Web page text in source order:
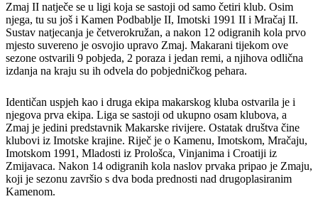
Zmaj II natječe se u ligi koja se sastoji od samo četiri klub. Osim
njega, tu su još i Kamen Podbablje II, Imotski 1991 II i Mračaj II.
Sustav natjecanja je četverokružan, a nakon 12 odigranih kola prvo
mjesto suvereno je osvojio upravo Zmaj. Makarani tijekom ove
sezone ostvarili 9 pobjeda, 2 poraza i jedan remi, a njihova odlična
izdanja na kraju su ih odvela do pobjedničkog pehara.
Identičan uspjeh kao i druga ekipa makarskog kluba ostvarila je i
njegova prva ekipa. Liga se sastoji od ukupno osam klubova, a
Zmaj je jedini predstavnik Makarske rivijere. Ostatak društva čine
klubovi iz Imotske krajine. Riječ je o Kamenu, Imotskom, Mračaju,
Imotskom 1991, Mladosti iz Prološca, Vinjanima i Croatiji iz
Zmijavaca. Nakon 14 odigranih kola naslov prvaka pripao je Zmaju,
koji je sezonu završio s dva boda prednosti nad drugoplasiranim
Kamenom.